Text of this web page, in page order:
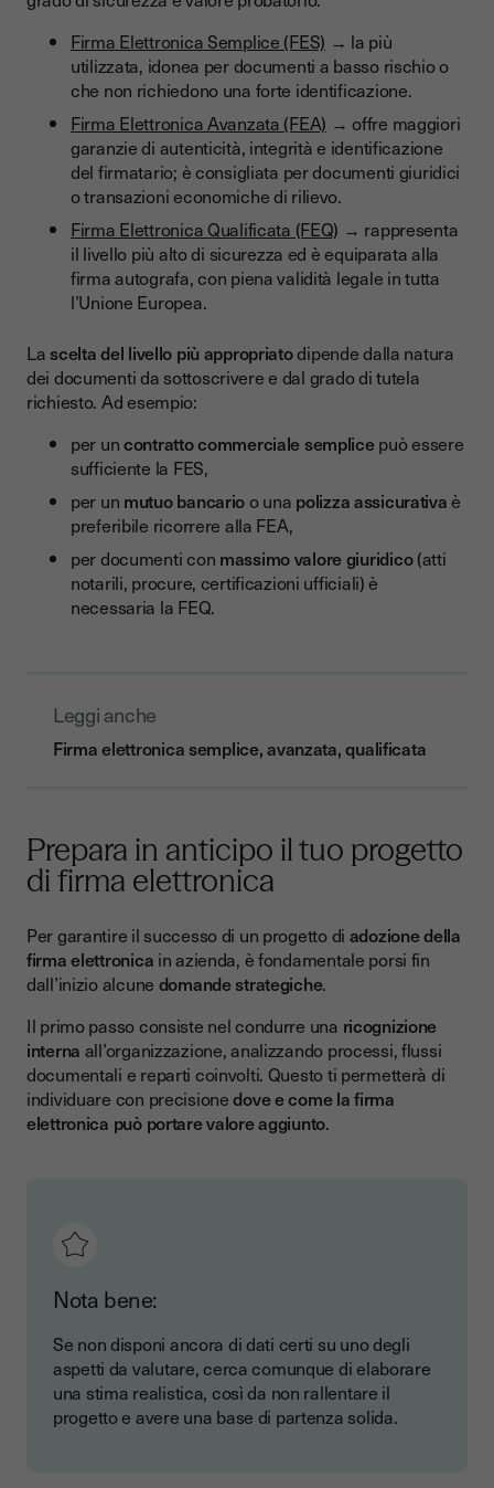
Firma Elettronica Semplice (FES) → la più
utilizzata, idonea per documenti a basso rischio o
che non richiedono una forte identificazione.
Firma Elettronica Avanzata (FEA) → offre maggiori
garanzie di autenticità, integrità e identificazione
del firmatario; è consigliata per documenti giuridici
o transazioni economiche di rilievo.
Firma Elettronica Qualificata (FEQ) → rappresenta
il livello più alto di sicurezza ed è equiparata alla
firma autografa, con piena validità legale in tutta
l’Unione Europea.
Lascelta del livello più appropriatodipende dalla natura
dei documenti da sottoscrivere e dal grado di tutela
richiesto. Ad esempio:
per uncontratto commerciale semplicepuò essere
sufficiente la FES,
per un mutuo bancarioo una polizza assicurativaè
preferibile ricorrere alla FEA,
per documenti con massimo valore giuridico(atti
notarili, procure, certificazioni ufficiali) è
necessaria la FEQ.
Leggi anche
Firma elettronica semplice, avanzata, qualificata
Prepara in anticipo il tuo progetto
di firma elettronica
Per garantire il successo di un progetto di adozione della
firma elettronica in azienda, è fondamentale porsi fin
dall’inizio alcune domande strategiche.
Il primo passo consiste nel condurre una ricognizione
interna all’organizzazione, analizzando processi, flussi
documentali e reparti coinvolti. Questo ti permetterà di
individuare con precisionedove e come la firma
elettronica può portare valore aggiunto.
Nota bene:
Se non disponi ancora di dati certi su uno degli
aspetti da valutare, cerca comunque di elaborare
una stima realistica, così da non rallentare il
progetto e avere una base di partenza solida.